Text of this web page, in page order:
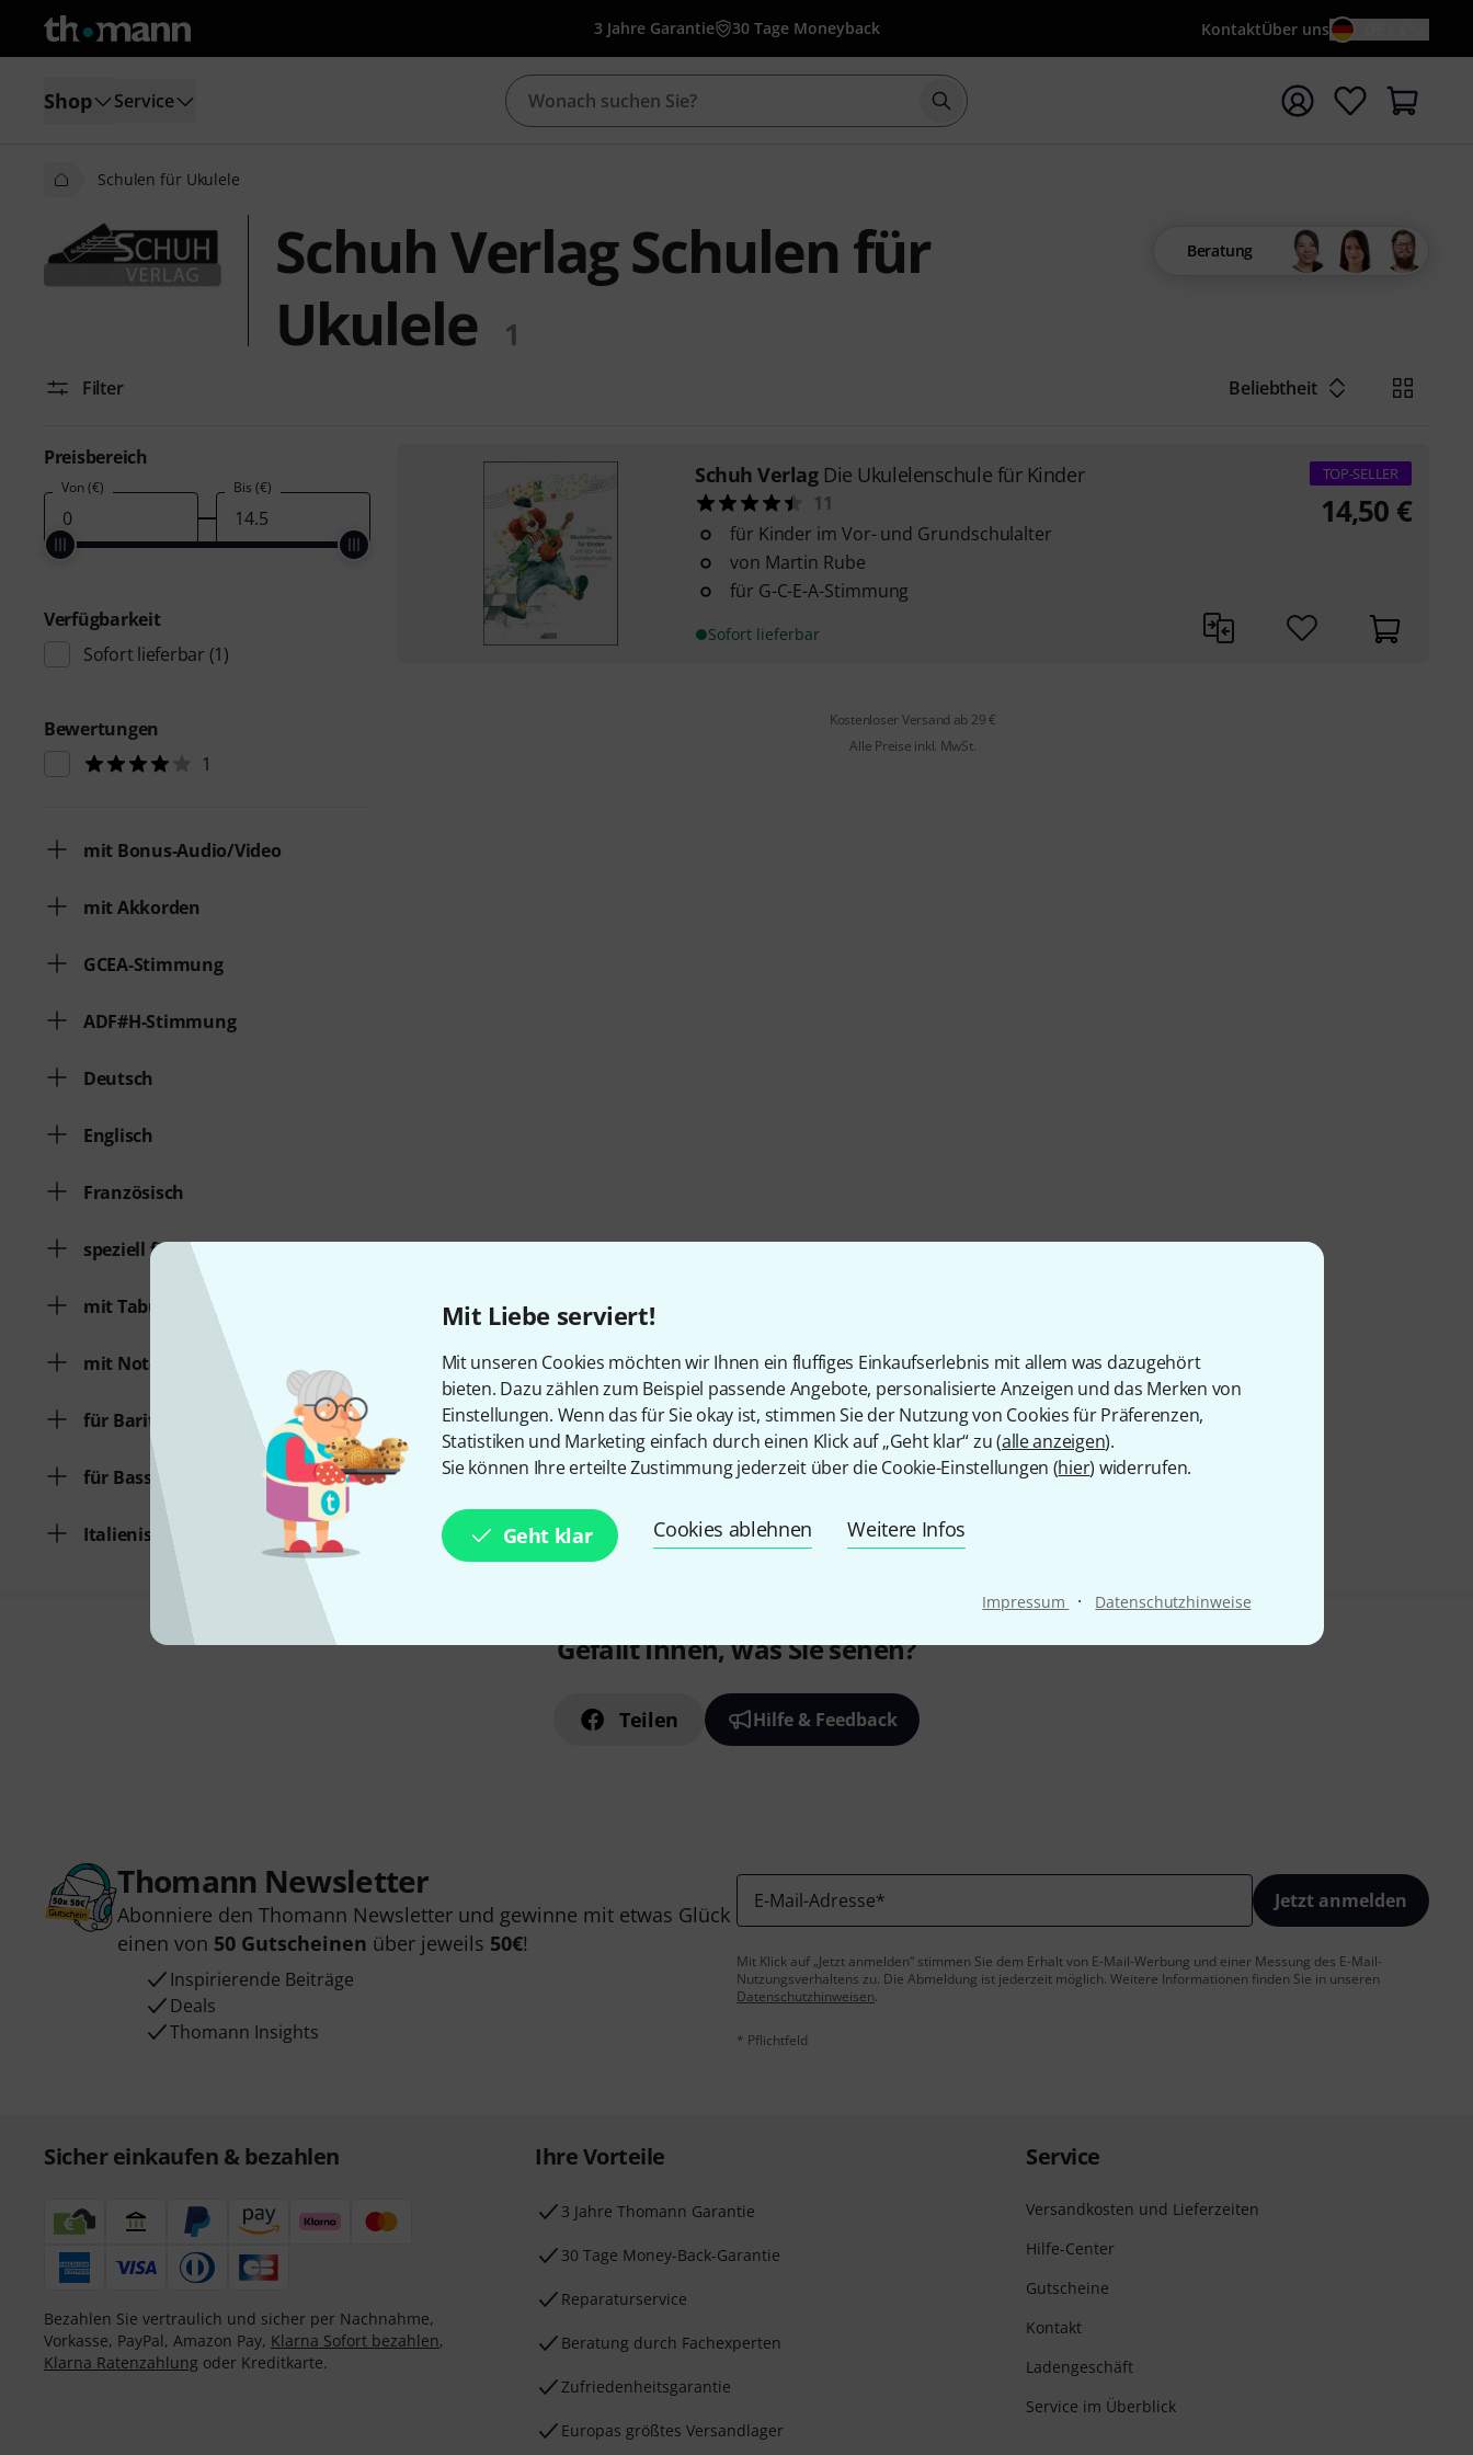
Mit Liebe serviert!
Mit unseren Cookies möchten wir Ihnen ein fluffiges Einkaufserlebnis mit allem was dazugehört
bieten. Dazu zählen zum Beispiel passende Angebote, personalisierte Anzeigen und das Merken von
Einstellungen. Wenn das für Sie okay ist, stimmen Sie der Nutzung von Cookies für Präferenzen,
Statistiken und Marketing einfach durch einen Klick auf „Geht klar“ zu (alle anzeigen).
Sie können Ihre erteilte Zustimmung jederzeit über die Cookie-Einstellungen (hier) widerrufen.
Geht klar Cookies ablehnen Weitere Infos
Impressum · Datenschutzhinweise
3 Jahre Garantie 30 Tage Moneyback KontaktÜber uns
Shop Service Suche mit Suchwort {searchTerm} starten
Schulen für Ukulele
Schuh Verlag Schulen für
Ukulele
1
Beratung
Filter Beliebtheit
Preisbereich
Von (€) Bis (€)
Verfügbarkeit
Sofort lieferbar (1)
Bewertungen
1
mit Bonus-Audio/Video
mit Akkorden
GCEA-Stimmung
ADF#H-Stimmung
Deutsch
Englisch
Französisch
speziell für Kinder
mit Tabulatur
mit Noten
für Baritonukulele
für Bassukulele
Italienisch
Schuh Verlag Die Ukulelenschule für Kinder
11
für Kinder im Vor- und Grundschulalter
von Martin Rube
für G-C-E-A-Stimmung
Sofort lieferbar
TOP-SELLER
14,50 €
Kostenloser Versand ab 29 €
Alle Preise inkl. MwSt.
Gefällt Ihnen, was Sie sehen?
Teilen Hilfe & Feedback
Thomann Newsletter
Abonniere den Thomann Newsletter und gewinne mit etwas Glück
einen von 50 Gutscheinen über jeweils 50€!
Inspirierende Beiträge
Deals
Thomann Insights
E-Mail-Adresse* Jetzt anmelden
Mit Klick auf „Jetzt anmelden“ stimmen Sie dem Erhalt von E-Mail-Werbung und einer Messung des E-Mail-
Nutzungsverhaltens zu. Die Abmeldung ist jederzeit möglich. Weitere Informationen finden Sie in unseren
Datenschutzhinweisen.
* Pflichtfeld
Sicher einkaufen & bezahlen
Bezahlen Sie vertraulich und sicher per Nachnahme,
Vorkasse, PayPal, Amazon Pay, Klarna Sofort bezahlen,
Klarna Ratenzahlung oder Kreditkarte.
Ihre Vorteile
3 Jahre Thomann Garantie
30 Tage Money-Back-Garantie
Reparaturservice
Beratung durch Fachexperten
Zufriedenheitsgarantie
Europas größtes Versandlager
Service
Versandkosten und Lieferzeiten
Hilfe-Center
Gutscheine
Kontakt
Ladengeschäft
Service im Überblick